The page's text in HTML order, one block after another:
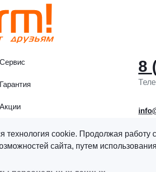
Сервис
Гарантия
Акции
8
технология cookie. Продолжая
сайта, путем